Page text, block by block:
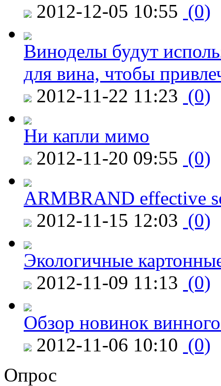
2012-12-05 10:55 (0)
Виноделы будут
для вина, чтобы
2012-11-22 11:23 (0)
Ни капли мимо
2012-11-20 09:55 (0)
ARMBRAND effective
2012-11-15 12:03 (0)
Экологичные
2012-11-09 11:13 (0)
Обзор новинок
2012-11-06 10:10 (0)
Опрос